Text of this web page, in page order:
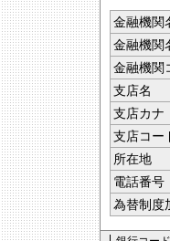
金融機関
金融機関
金融機関
支店名
支店カナ
支店コー
所在地
電話番号
為替制度